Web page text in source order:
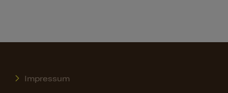
Impressum